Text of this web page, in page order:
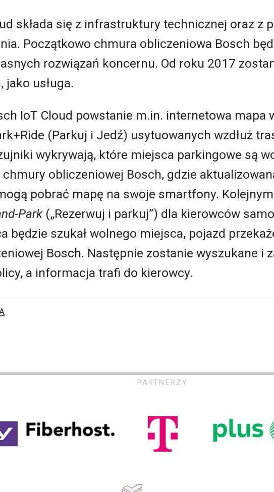
składa się z infrastruktury technicznej oraz z
Początkowo chmura obliczeniowa Bosch
rozwiązań koncernu. Od roku 2017
usługa.
IoT Cloud powstanie m.in. internetowa mapa
(Parkuj i Jedź) usytuowanych wzdłuż
wykrywają, które miejsca parkingowe są
obliczeniowej Bosch, gdzie
pobrać mapę na swoje smartfony.
Park(„Rezerwuj i parkuj”) dla kierowców
będzie szukał wolnego miejsca, pojazd
Bosch. Następnie zostanie wyszukane i
a informacja trafi do kierowcy.
PARTNERZY